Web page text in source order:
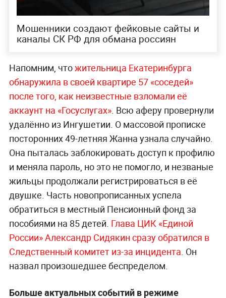
Мошенники создают фейковые сайты и
каналы СК РФ для обмана россиян
Напомним, чтожительница Екатеринбурга
обнаружила в своей квартире 57 «соседей»
после того, как неизвестные взломали её
аккаунт на «Госуслугах». Всю аферу провернули
удалённо из Ингушетии. О массовой прописке
посторонних 49-летняя Жанна узнала случайно.
Она пыталась заблокировать доступ к профилю
и меняла пароль, но это не помогло, и незваные
жильцы продолжали регистрироваться в её
двушке. Часть новопрописанных успела
обратиться в местный Пенсионный фонд за
пособиями на 85 детей. Глава ЦИК «Единой
России» Александр Сидякин сразу обратился в
Следственный комитет из-за инцидента. Он
назвал произошедшее беспределом.
Больше актуальных событий в режиме